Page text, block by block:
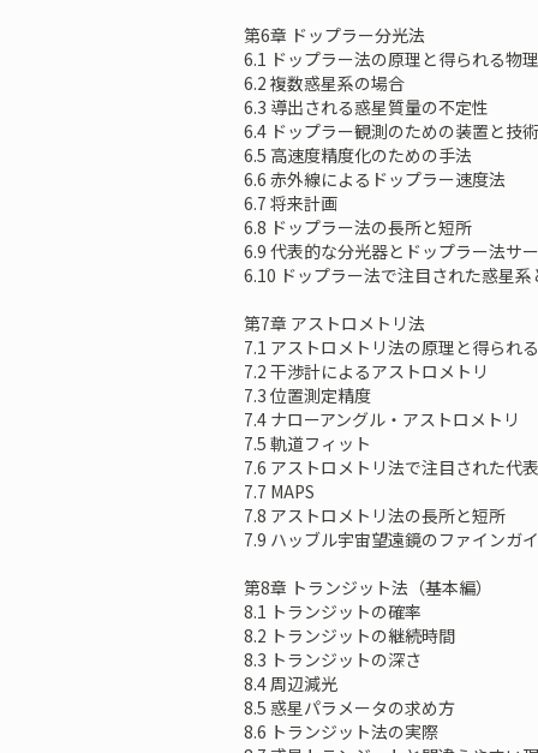
第6章 ドップラー分光法
6.1 ドップラー法の原理と得られる物
6.2 複数惑星系の場合
6.3 導出される惑星質量の不定性
6.4 ドップラー観測のための装置と技術
6.5 高速度精度化のための手法
6.6 赤外線によるドップラー速度法
6.7 将来計画
6.8 ドップラー法の長所と短所
6.9 代表的な分光器とドップラー法サ
6.10 ドップラー法で注目された惑星
第7章 アストロメトリ法
7.1 アストロメトリ法の原理と得られ
7.2 干渉計によるアストロメトリ
7.3 位置測定精度
7.4 ナローアングル・アストロメトリ
7.5 軌道フィット
7.6 アストロメトリ法で注目された代
7.7 MAPS
7.8 アストロメトリ法の長所と短所
7.9 ハッブル宇宙望遠鏡のファインガ
第8章 トランジット法（基本編）
8.1 トランジットの確率
8.2 トランジットの継続時間
8.3 トランジットの深さ
8.4 周辺減光
8.5 惑星パラメータの求め方
8.6 トランジット法の実際